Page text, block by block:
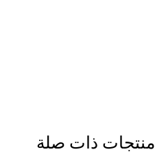
منتجات ذات صلة